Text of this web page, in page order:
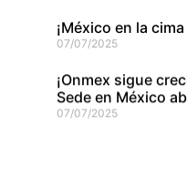
¡México en la
07/07/2025
¡Onmex sigue
Sede en México
07/07/2025